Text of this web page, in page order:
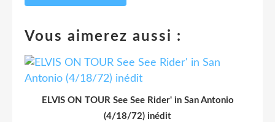
Vous aimerez aussi :
ELVIS ON TOUR See See Rider' in San Antonio
(4/18/72) inédit